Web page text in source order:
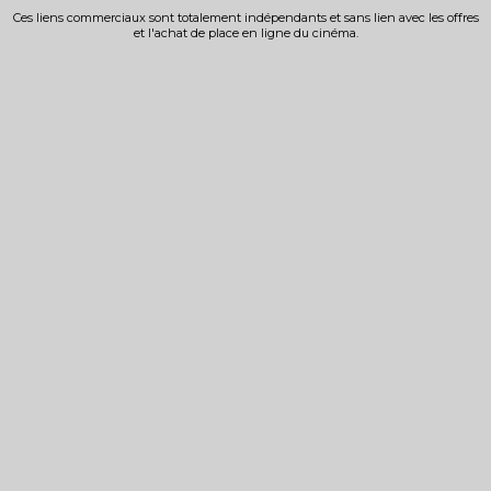
Ces liens commerciaux sont totalement indépendants et sans lien avec les offres
et l'achat de place en ligne du cinéma.